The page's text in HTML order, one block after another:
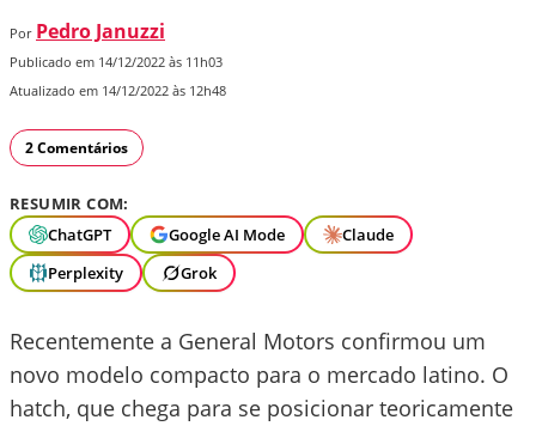
Por Pedro Januzzi
Publicado em 14/12/2022 às 11h03
Atualizado em 14/12/2022 às 12h48
2 Comentários
RESUMIR COM:
ChatGPT
Google AI Mode
Claude
Perplexity
Grok
Recentemente a General Motors confirmou um
novo modelo compacto para o mercado latino. O
hatch, que chega para se posicionar teoricamente